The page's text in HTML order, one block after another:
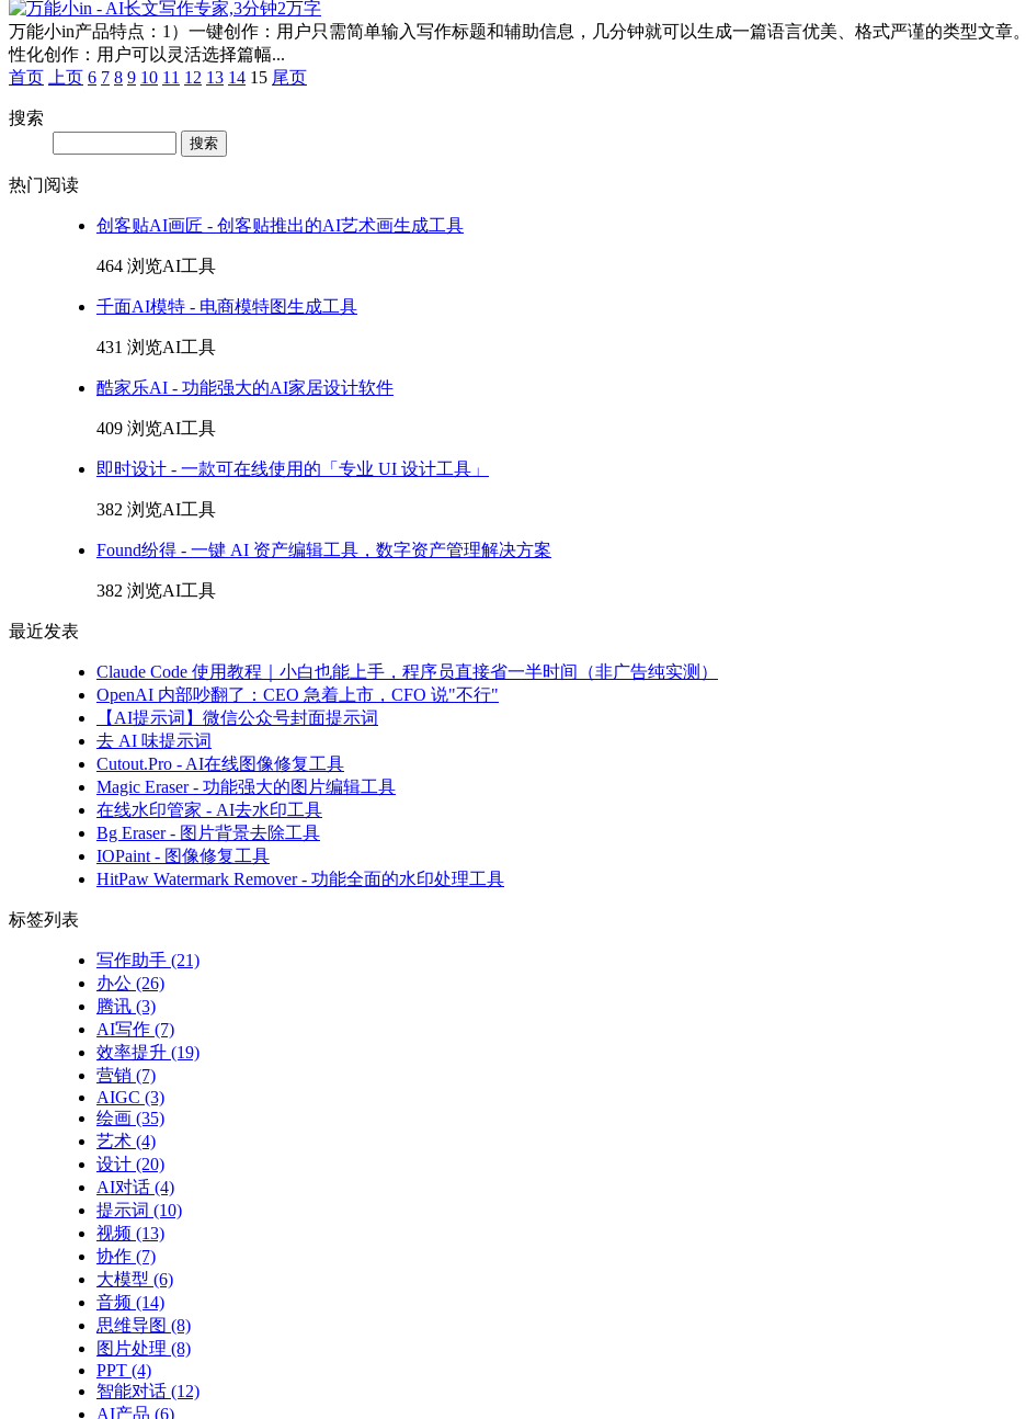
万能小in产品特点：1）一键创作：用户只需简单输入写作标题和辅助信息，几分钟就可以生成一篇语言优美、格式严谨的类型文章
性化创作：用户可以灵活选择篇幅...
首页
上页 6 7 8 9 10 11 12 13 14 15 尾页
搜索
热门阅读
创客贴AI画匠 - 创客贴推出的AI艺术画生成工具
464 浏览AI工具
千面AI模特 - 电商模特图生成工具
431 浏览AI工具
酷家乐AI - 功能强大的AI家居设计软件
409 浏览AI工具
即时设计 - 一款可在线使用的「专业 UI 设计工具」
382 浏览AI工具
Found纷得 - 一键 AI 资产编辑工具，数字资产管理解决方案
382 浏览AI工具
最近发表
Claude Code 使用教程｜小白也能上手，程序员直接省一半时间（非广告纯实测）
OpenAI 内部吵翻了：CEO 急着上市，CFO 说"不行"
【AI提示词】微信公众号封面提示词
去 AI 味提示词
Cutout.Pro - AI在线图像修复工具
Magic Eraser - 功能强大的图片编辑工具
在线水印管家 - AI去水印工具
Bg Eraser - 图片背景去除工具
IOPaint - 图像修复工具
HitPaw Watermark Remover - 功能全面的水印处理工具
标签列表
写作助手 (21)
办公 (26)
腾讯 (3)
AI写作 (7)
效率提升 (19)
营销 (7)
AIGC (3)
绘画 (35)
艺术 (4)
设计 (20)
AI对话 (4)
提示词 (10)
视频 (13)
协作 (7)
大模型 (6)
音频 (14)
思维导图 (8)
图片处理 (8)
PPT (4)
智能对话 (12)
AI产品 (6)